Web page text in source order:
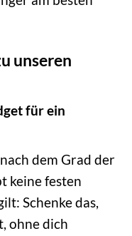
unseren
für ein
dem Grad der
keine festen
Schenke das,
ohne dich